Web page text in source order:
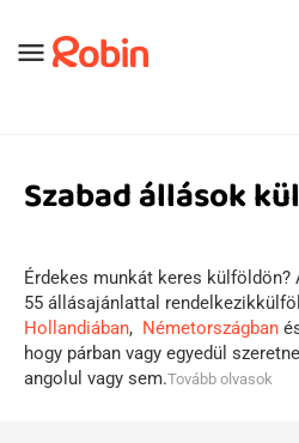
menu
Szabad állások
Érdekes munkát keres
55 állásajánlattal
Hollandiában, Németországban
hogy párban vagy egyedül
angolul vagy sem.Tovább olvasok